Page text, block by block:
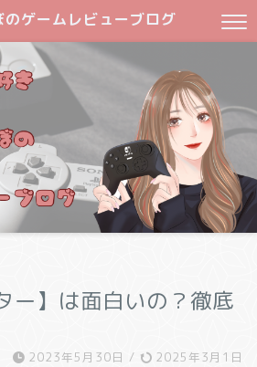
のゲームレビューブログ
ー】は面白いの？徹底
2023年5月30日 / 2025年3月1日